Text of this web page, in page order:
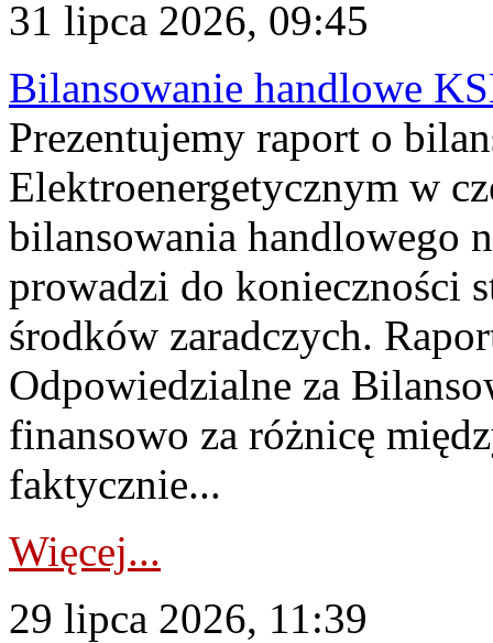
31 lipca 2026, 09:45
Bilansowanie handlowe
Prezentujemy raport o
Elektroenergetycznym w
bilansowania handlowego
prowadzi do konieczności
środków zaradczych.
Odpowiedzialne za
finansowo za różnicę
faktycznie...
Więcej...
29 lipca 2026, 11:39